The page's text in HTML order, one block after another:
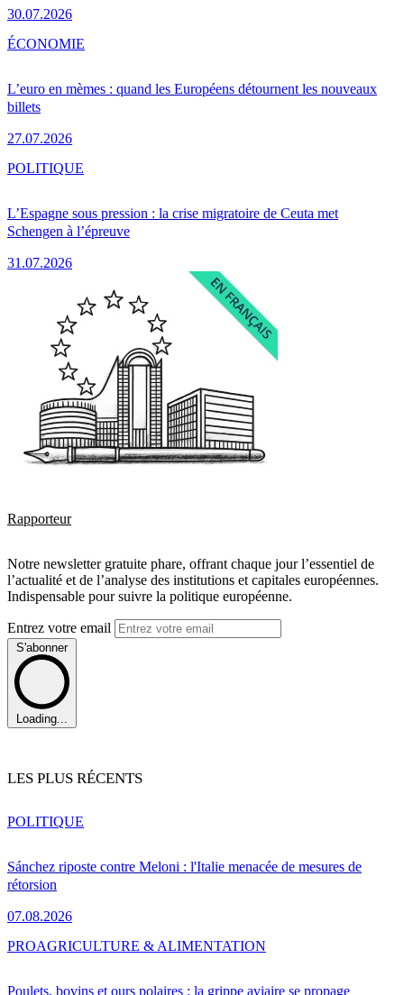
30.07.2026
L’euro en mèmes : quand les Européens détournent les nouveaux
billets
27.07.2026
ÉCONOMIE
L’Espagne sous pression : la crise migratoire de Ceuta met
Schengen à l’épreuve
31.07.2026
POLITIQUE
Rapporteur
Notre newsletter gratuite phare, offrant chaque jour l’essentiel de
l’actualité et de l’analyse des institutions et capitales européennes.
Indispensable pour suivre la politique européenne.
Entrez votre email
S'abonner
Loading...
LES PLUS RÉCENTS
Sánchez riposte contre Meloni : l'Italie menacée de mesures de
rétorsion
07.08.2026
POLITIQUE
Poulets, bovins et ours polaires : la grippe aviaire se propage
PROAGRICULTURE & ALIMENTATION